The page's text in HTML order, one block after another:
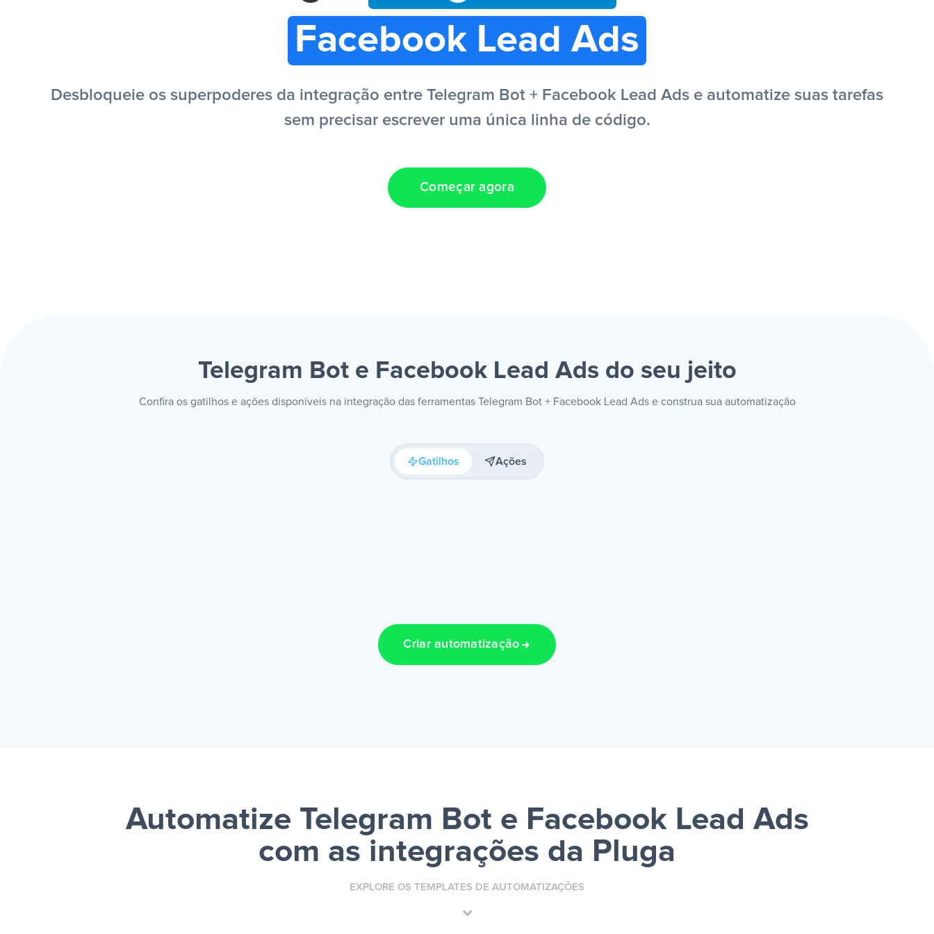
Facebook Lead Ads
Desbloqueie os superpoderes da integração entre Telegram Bot + Facebook Lead Ads e automatize suas tarefas
sem precisar escrever uma única linha de código.
Começar agora
Telegram Bot e Facebook Lead Ads do seu jeito
Confira os gatilhos e ações disponíveis na integração das ferramentas Telegram Bot + Facebook Lead Ads e construa sua automatização
Gatilhos Ações
Criar automatização
Automatize Telegram Bot e Facebook Lead Ads
com as integrações da Pluga
EXPLORE OS TEMPLATES DE AUTOMATIZAÇÕES